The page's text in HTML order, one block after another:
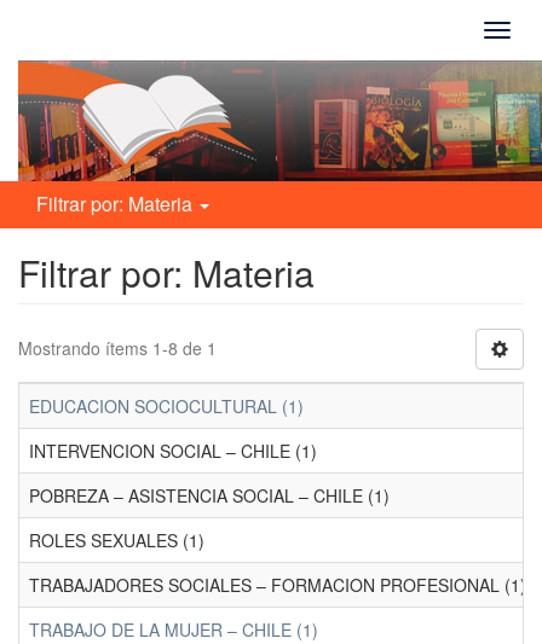
Filtrar por: Materia
Filtrar por: Materia
Mostrando ítems 1-8 de 1
EDUCACION SOCIOCULTURAL (1)
INTERVENCION SOCIAL – CHILE (1)
POBREZA – ASISTENCIA SOCIAL – CHILE (1)
ROLES SEXUALES (1)
TRABAJADORES SOCIALES – FORMACION PROFESIONAL (1)
TRABAJO DE LA MUJER – CHILE (1)